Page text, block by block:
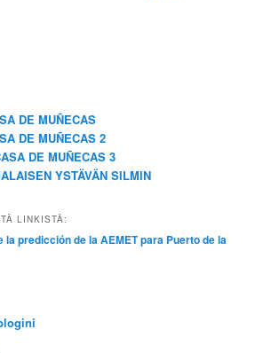
DE MUÑECAS
DE MUÑECAS 2
DE MUÑECAS 3
YSTÄVÄN SILMIN
LINKISTÄ:
la predicción de la AEMET para Puerto de la